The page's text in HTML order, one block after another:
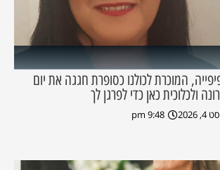
המוכרת לכולנו כסופרת חגגה את יום
ולכלוכית כאן כדי לפרגן לך
2026
9:48 pm